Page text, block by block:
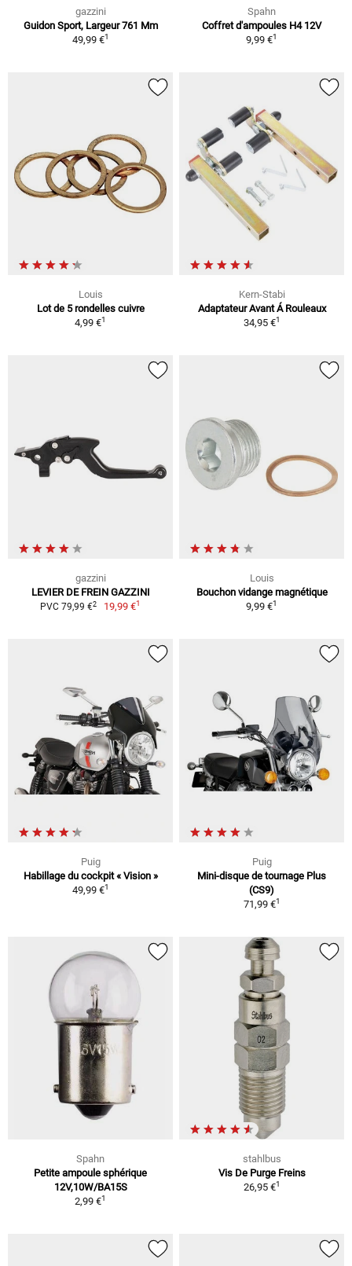
gazzini
Guidon Sport, Largeur 761 Mm
49,99 €1
Spahn
Coffret d'ampoules H4 12V
9,99 €1
Louis
Lot de 5 rondelles cuivre
4,99 €1
Kern-Stabi
Adaptateur Avant Á Rouleaux
34,95 €1
gazzini
LEVIER DE FREIN GAZZINI
PVC 79,99 €2 19,99 €1
Louis
Bouchon vidange magnétique
9,99 €1
Puig
Habillage du cockpit « Vision »
49,99 €1
Puig
Mini-disque de tournage Plus
(CS9)
71,99 €1
Spahn
Petite ampoule sphérique
12V,10W/BA15S
2,99 €1
stahlbus
Vis De Purge Freins
26,95 €1